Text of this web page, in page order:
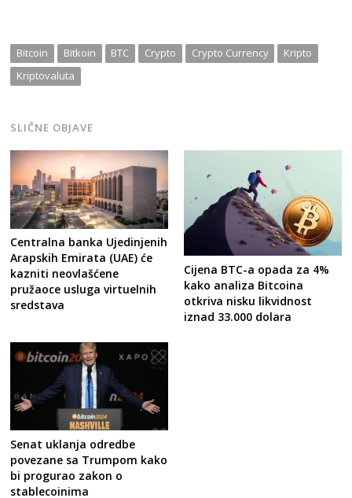
Bitcoin Bitkoin BTC Crypto Crypto Currency
Kripto
Kriptovaluta
SLIČNE OBJAVE
Centralna banka Ujedinjenih
Arapskih Emirata (UAE) će
kazniti neovlašćene
pružaoce usluga virtuelnih
sredstava
Cijena BTC-a opada za 4%
kako analiza Bitcoina
otkriva nisku likvidnost
iznad 33.000 dolara
Senat uklanja odredbe
povezane sa Trumpom kako
bi progurao zakon o
stablecoinima
navigation